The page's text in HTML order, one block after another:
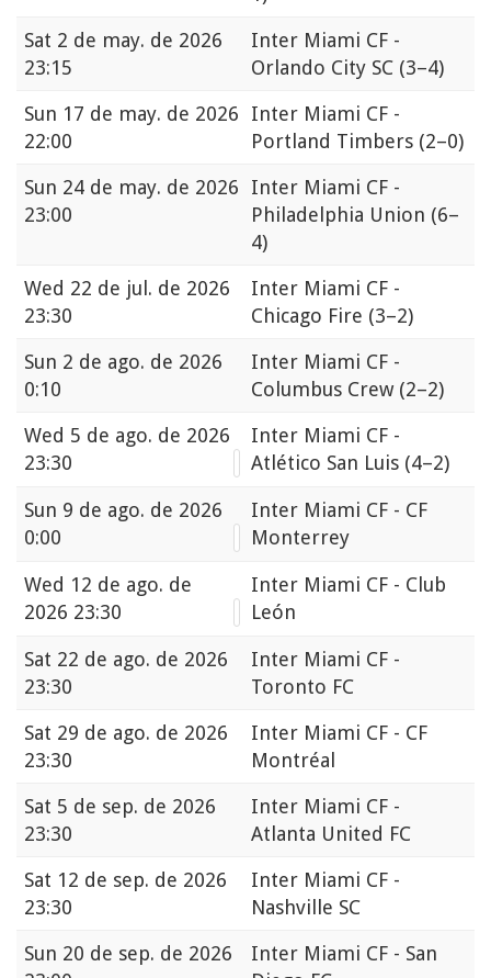
Sat 2 de may. de 2026
23:15
Inter Miami CF -
Orlando City SC (3–4)
Sun 17 de may. de 2026
22:00
Inter Miami CF -
Portland Timbers (2–0)
Sun 24 de may. de 2026
23:00
Inter Miami CF -
Philadelphia Union (6–
4)
Wed 22 de jul. de 2026
23:30
Inter Miami CF -
Chicago Fire (3–2)
Sun 2 de ago. de 2026
0:10
Inter Miami CF -
Columbus Crew (2–2)
Wed 5 de ago. de 2026
23:30
Inter Miami CF -
Atlético San Luis (4–2)
Sun 9 de ago. de 2026
0:00
Inter Miami CF - CF
Monterrey
Wed 12 de ago. de
2026 23:30
Inter Miami CF - Club
León
Sat 22 de ago. de 2026
23:30
Inter Miami CF -
Toronto FC
Sat 29 de ago. de 2026
23:30
Inter Miami CF - CF
Montréal
Sat 5 de sep. de 2026
23:30
Inter Miami CF -
Atlanta United FC
Sat 12 de sep. de 2026
23:30
Inter Miami CF -
Nashville SC
Sun 20 de sep. de 2026
Inter Miami CF - San